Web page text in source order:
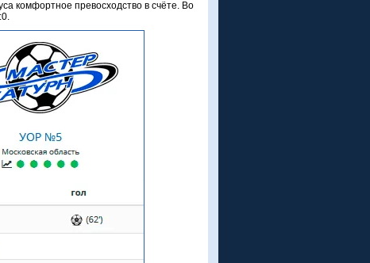
комфортное превосходство в счёте. Во